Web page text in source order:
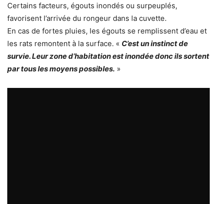
Certains facteurs, égouts inondés ou surpeuplés,
favorisent l’arrivée du rongeur dans la cuvette.
En cas de fortes pluies, les égouts se remplissent d’eau et
les rats remontent à la surface. « C’est un instinct de
survie. Leur zone d’habitation est inondée donc ils sortent
par tous les moyens possibles. »